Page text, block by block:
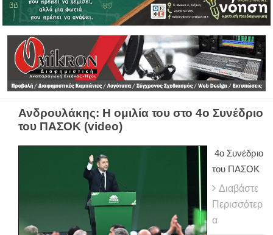
Ανδρουλάκης: Η ομιλία του στο 4ο Συνέδριο
του ΠΑΣΟΚ (video)
4ο Συνέδριο
του ΠΑΣΟΚ
Διαβάστε
Περισσότερ
α